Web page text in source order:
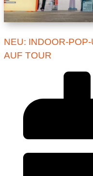
NEU: INDOOR-
AUF TOUR